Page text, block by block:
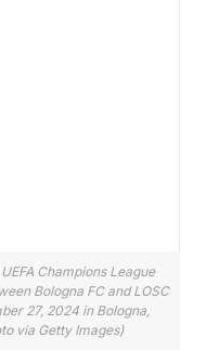
Champions League
Bologna FC and LOSC
27, 2024 in Bologna,
via Getty Images)